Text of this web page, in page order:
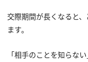
交際期間が長くなると
ます。
「相手のことを知らな